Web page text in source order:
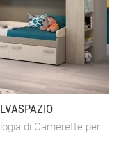
di Camerette per